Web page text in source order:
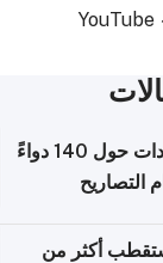
YouTube
وزارة الصحة تصدر إرشادات حول 140 دواءً
التصاريح
أكثر من